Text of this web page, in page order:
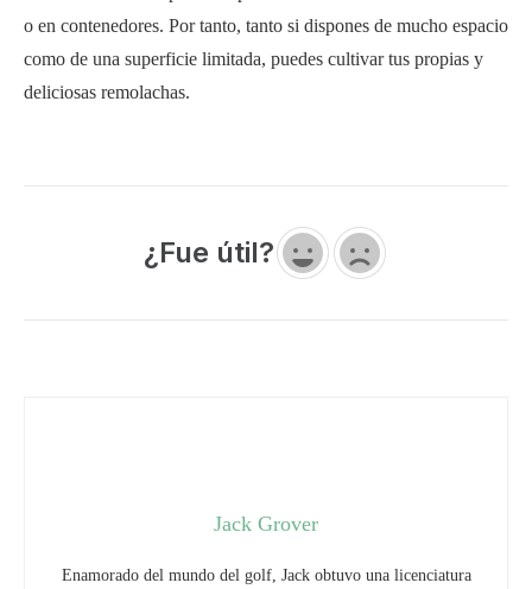
o en contenedores. Por tanto, tanto si dispones de mucho espacio
como de una superficie limitada, puedes cultivar tus propias y
deliciosas remolachas.
¿Fue útil?
Jack Grover
Enamorado del mundo del golf, Jack obtuvo una licenciatura